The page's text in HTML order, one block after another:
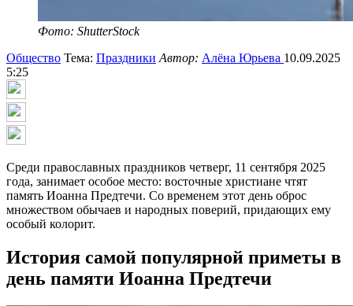
Фото: ShutterStock
Общество Тема: Праздники Автор: Алёна Юрьева 10.09.2025
5:25
Среди православных праздников четверг, 11 сентября 2025
года, занимает особое место: восточные христиане чтят
память Иоанна Предтечи. Со временем этот день оброс
множеством обычаев и народных поверий, придающих ему
особый колорит.
История самой популярной приметы в
день памяти Иоанна Предтечи